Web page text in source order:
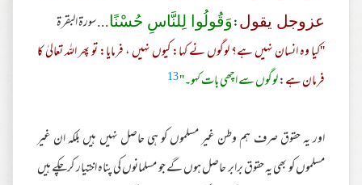
عزوجل یقول:وَقُولُوا لِلنَّاسِ حُسْنًا...سورة البقرة
''کیا وہ انسان نہیں ہے؟ لوگوں نے کہا: کیوں نہیں ، فرمایا: تو پھر اللہ تعالیٰ کا
فرمان ہے:لوگوں سے اچھی بات کہو۔''13
اور یہ حقوق صرف ہم وطن غیر مسلموں کو ہی حاصل نہیں ہیں بلکہ ان غیر
مسلموں کو بھی یہ حقوق برابر حاصل ہوں گے جو مسلمانوں کی پناہ اختیار کرچکے ہیں